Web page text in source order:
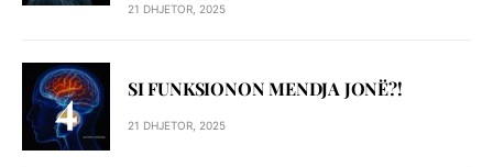
21 DHJETOR, 2025
SI FUNKSIONON MENDJA JONË?!
21 DHJETOR, 2025